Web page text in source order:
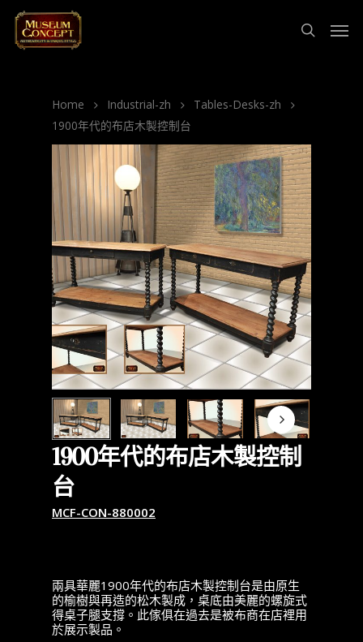
Home Industrial-zh
Tables-Desks-zh
1900年代的布店木製控制台
1900年代的布店木製控制
台
MCF-CON-880002
兩具華麗1900年代的布店木製控制台是由原生
的榆樹與再造的松木製成，桌底由美麗的螺旋式
得桌子腿支撐。此傢俱在過去是被布商在店裡用
於展示製品。